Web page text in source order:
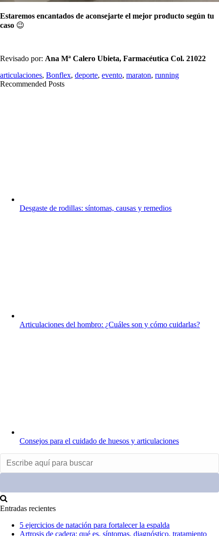
Estaremos encantados de aconsejarte el mejor producto según tu
caso 😉
Revisado por: Ana Mª Calero Ubieta, Farmacéutica Col. 21022
articulaciones, Bonflex, deporte, evento, maraton, running
Recommended Posts
Desgaste de rodillas: síntomas, causas y remedios
Articulaciones del hombro: ¿Cuáles son y cómo cuidarlas?
Consejos para el cuidado de huesos y articulaciones
Entradas recientes
5 ejercicios de natación para fortalecer la espalda
Artrosis de cadera: qué es, síntomas, diagnóstico, tratamiento